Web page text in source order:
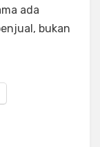
ada
bukan